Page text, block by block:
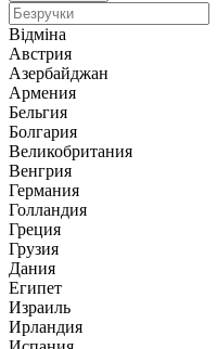
Відміна
Австрия
Азербайджан
Армения
Бельгия
Болгария
Великобритания
Венгрия
Германия
Голландия
Греция
Грузия
Дания
Египет
Израиль
Ирландия